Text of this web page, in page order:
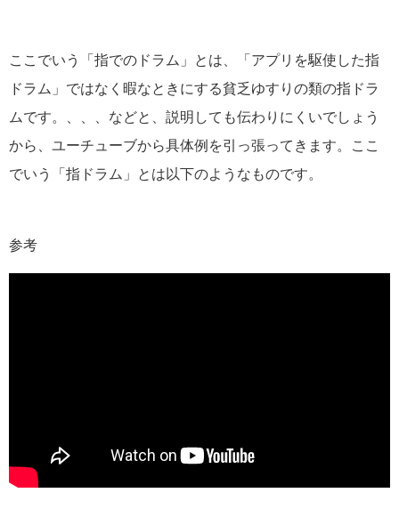
ここでいう「指でのドラム」とは、「アプリを駆使した指
ドラム」ではなく暇なときにする貧乏ゆすりの類の指ドラ
ムです。、、、などと、説明しても伝わりにくいでしょう
から、ユーチューブから具体例を引っ張ってきます。ここ
でいう「指ドラム」とは以下のようなものです。
参考